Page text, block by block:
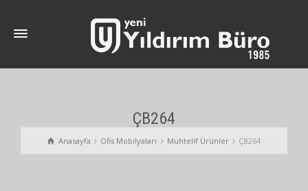
ÇB264
Anasayfa Ofis Mobilyaları Muhtelif Ürünler ÇB264